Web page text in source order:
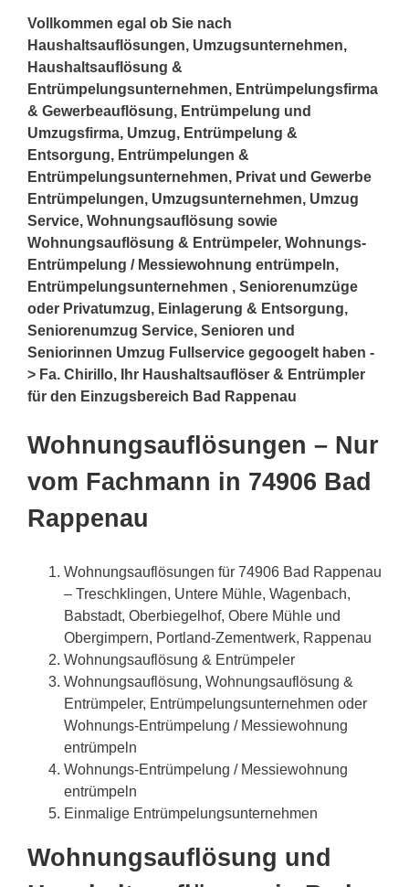
Vollkommen egal ob Sie nach
Haushaltsauflösungen, Umzugsunternehmen,
Haushaltsauflösung &
Entrümpelungsunternehmen, Entrümpelungsfirma
& Gewerbeauflösung, Entrümpelung und
Umzugsfirma, Umzug, Entrümpelung &
Entsorgung, Entrümpelungen &
Entrümpelungsunternehmen, Privat und Gewerbe
Entrümpelungen, Umzugsunternehmen, Umzug
Service, Wohnungsauflösung sowie
Wohnungsauflösung & Entrümpeler, Wohnungs-
Entrümpelung / Messiewohnung entrümpeln,
Entrümpelungsunternehmen , Seniorenumzüge
oder Privatumzug, Einlagerung & Entsorgung,
Seniorenumzug Service, Senioren und
Seniorinnen Umzug Fullservice gegoogelt haben -
> Fa. Chirillo, Ihr Haushaltsauflöser & Entrümpler
für den Einzugsbereich Bad Rappenau
Wohnungsauflösungen – Nur
vom Fachmann in 74906 Bad
Rappenau
Wohnungsauflösungen für 74906 Bad Rappenau
– Treschklingen, Untere Mühle, Wagenbach,
Babstadt, Oberbiegelhof, Obere Mühle und
Obergimpern, Portland-Zementwerk, Rappenau
Wohnungsauflösung & Entrümpeler
Wohnungsauflösung, Wohnungsauflösung &
Entrümpeler, Entrümpelungsunternehmen oder
Wohnungs-Entrümpelung / Messiewohnung
entrümpeln
Wohnungs-Entrümpelung / Messiewohnung
entrümpeln
Einmalige Entrümpelungsunternehmen
Wohnungsauflösung und